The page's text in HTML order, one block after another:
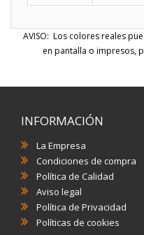
AVISO: Los colores reales
en pantalla o impresos,
INFORMACIÓN
La Empresa
Condiciones de compra
Política de Calidad
Aviso legal
Política de Privacidad
Políticas de cookies